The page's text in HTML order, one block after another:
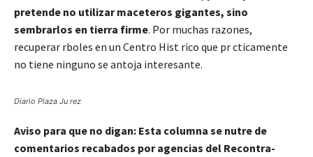
pretende no utilizar maceteros gigantes, sino
sembrarlos en tierra firme. Por muchas razones,
recuperar rboles en un Centro Hist rico que pr cticamente
no tiene ninguno se antoja interesante.
Diario Plaza Ju rez
Aviso para que no digan: Esta columna se nutre de
comentarios recabados por agencias del Recontra-